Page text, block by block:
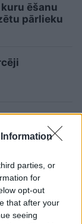
parties, or
for
opt-out
that after your
seeing
ēšanu
pārlieku
jau
– šoreiz ar